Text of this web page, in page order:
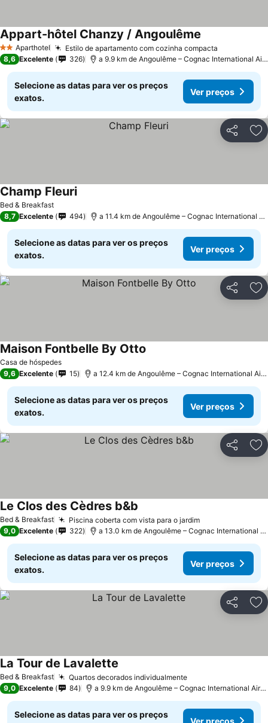
2 EstrelasAparthotel Estilo de apartamento com cozinha compacta
Appart-hôtel Chanzy / Angoulême
8,6 Excelente 326 a 9.9 km de Angoulême – Cognac International Airport
Selecione as datas para ver os preços
exatos.
Ver preços
Partilhar
Bed & Breakfast
Champ Fleuri
8,7 Excelente 494 a 11.4 km de Angoulême – Cognac International Airport
Selecione as datas para ver os preços
exatos.
Ver preços
Partilhar
Casa de hóspedes
Maison Fontbelle By Otto
9,6 Excelente 15 a 12.4 km de Angoulême – Cognac International Airport
Selecione as datas para ver os preços
exatos.
Ver preços
Partilhar
Bed & Breakfast Piscina coberta com vista para o jardim
Le Clos des Cèdres b&b
9,0 Excelente 322 a 13.0 km de Angoulême – Cognac International Airport
Selecione as datas para ver os preços
exatos.
Ver preços
Partilhar
Bed & Breakfast Quartos decorados individualmente
La Tour de Lavalette
9,0 Excelente 84 a 9.9 km de Angoulême – Cognac International Airport
Selecione as datas para ver os preços
Ver preços